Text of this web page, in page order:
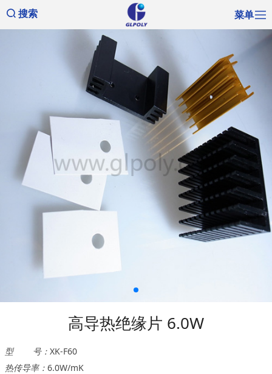
搜索 菜单
高导热绝缘片 6.0W
型 号： XK-F60
热传导率： 6.0W/mK